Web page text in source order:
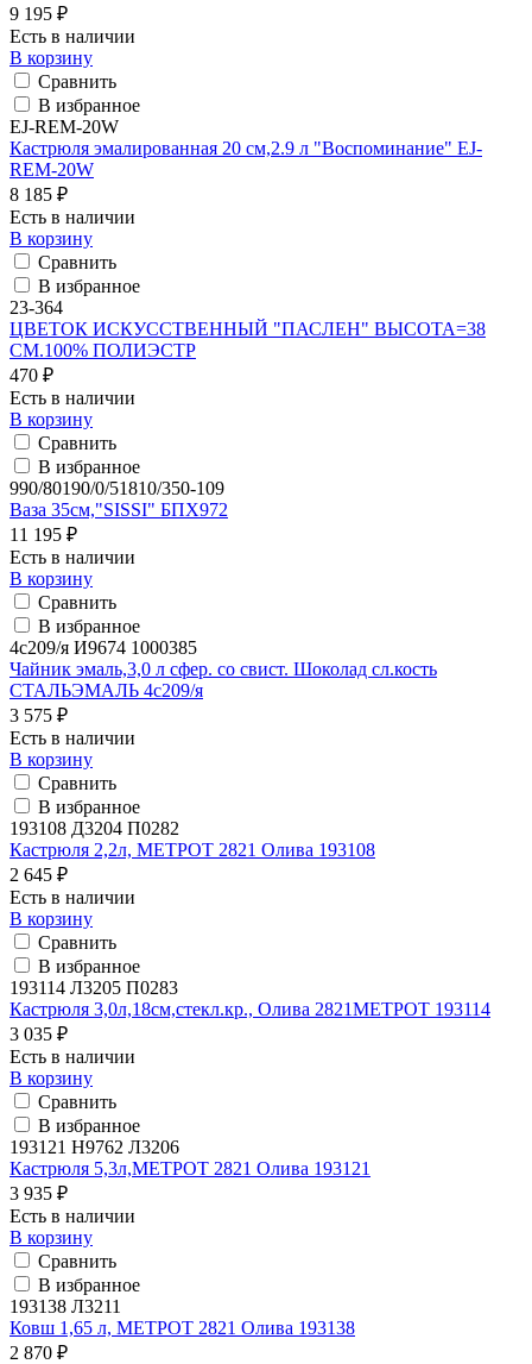
9 195 ₽
Есть в наличии
В корзину
Сравнить
В избранное
EJ-REM-20W
Кастрюля эмалированная 20 см,2.9 л "Воспоминание" EJ-
REM-20W
8 185 ₽
Есть в наличии
В корзину
Сравнить
В избранное
23-364
ЦВЕТОК ИСКУССТВЕННЫЙ "ПАСЛЕН" ВЫСОТА=38
СМ.100% ПОЛИЭСТР
470 ₽
Есть в наличии
В корзину
Сравнить
В избранное
990/80190/0/51810/350-109
Ваза 35см,"SISSI" БПХ972
11 195 ₽
Есть в наличии
В корзину
Сравнить
В избранное
4с209/я И9674 1000385
Чайник эмаль,3,0 л сфер. со свист. Шоколад сл.кость
СТАЛЬЭМАЛЬ 4с209/я
3 575 ₽
Есть в наличии
В корзину
Сравнить
В избранное
193108 Д3204 П0282
Кастрюля 2,2л, МЕТРОТ 2821 Олива 193108
2 645 ₽
Есть в наличии
В корзину
Сравнить
В избранное
193114 Л3205 П0283
Кастрюля 3,0л,18см,стекл.кр., Олива 2821МЕТРОТ 193114
3 035 ₽
Есть в наличии
В корзину
Сравнить
В избранное
193121 H9762 Л3206
Кастрюля 5,3л,МЕТРОТ 2821 Олива 193121
3 935 ₽
Есть в наличии
В корзину
Сравнить
В избранное
193138 Л3211
Ковш 1,65 л, МЕТРОТ 2821 Олива 193138
2 870 ₽